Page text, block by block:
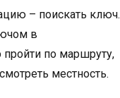
– поискать ключ.
в
пройти по маршруту,
местность.